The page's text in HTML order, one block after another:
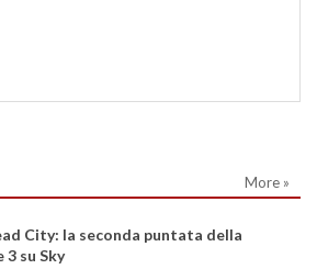
More »
City: la seconda puntata della
3 su Sky